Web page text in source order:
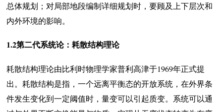
总体规划；对局部地段编制详细规划时，要顾及上下层次和
内外环境的影响。
1.2第二代系统论：耗散结构理论
耗散结构理论由比利时物理学家普利高津于1969年正式提
出。耗散结构是指，一个远离平衡态的开放系统，在外界条
件发生变化到一定阈值时，量变可以引起质变。系统可以通